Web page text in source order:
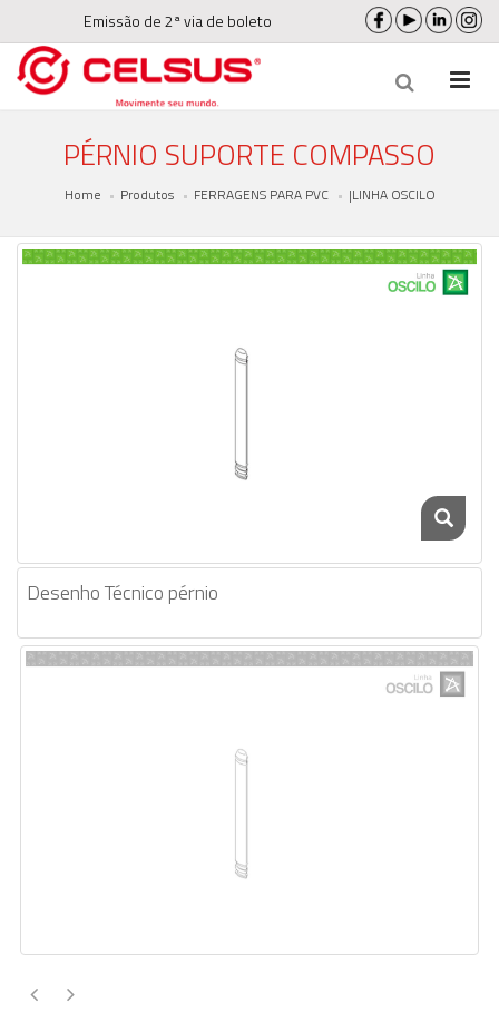
Emissão de 2ª via de boleto
PÉRNIO SUPORTE COMPASSO
Home Produtos FERRAGENS PARA PVC |LINHA OSCILO
Desenho Técnico pérnio